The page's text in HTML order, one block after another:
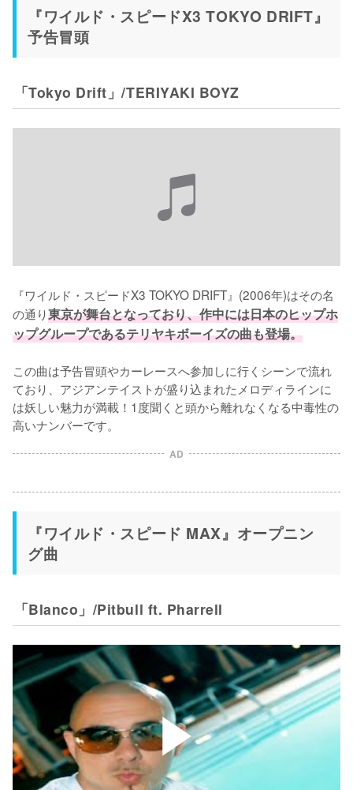
『ワイルド・スピードX3 TOKYO DRIFT』
予告冒頭
「Tokyo Drift」/TERIYAKI BOYZ
『ワイルド・スピードX3 TOKYO DRIFT』(2006年)はその名
の通り東京が舞台となっており、作中には日本のヒップホ
ップグループであるテリヤキボーイズの曲も登場。
この曲は予告冒頭やカーレースへ参加しに行くシーンで流れ
ており、アジアンテイストが盛り込まれたメロディラインに
は妖しい魅力が満載！1度聞くと頭から離れなくなる中毒性の
高いナンバーです。
AD
『ワイルド・スピード MAX』オープニン
グ曲
「Blanco」/Pitbull ft. Pharrell